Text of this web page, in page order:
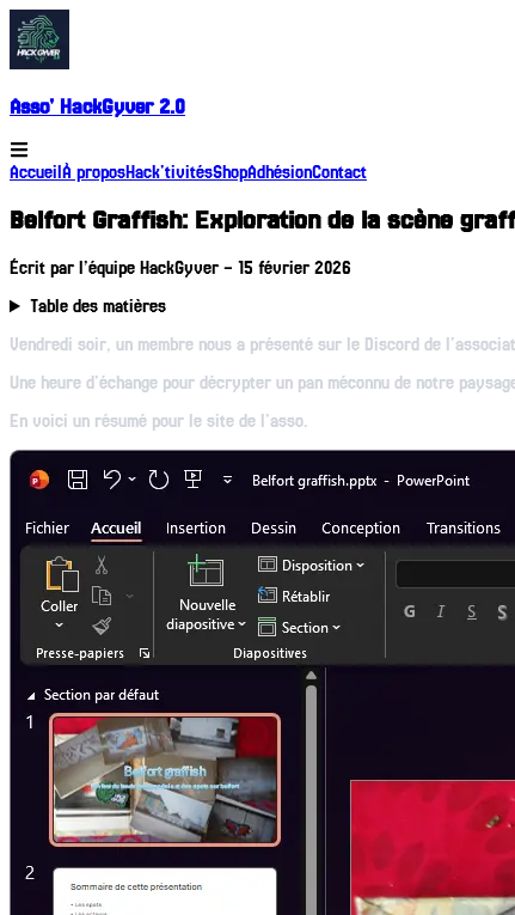
Asso' HackGyver 2.0
Accueil À proposHack'tivitésShopAdhésionContact
Belfort Graffish: Exploration de la scène
Écrit par l’équipe HackGyver– 15 février 2026
Table des matières
Vendredi soir, un membre nous a présenté sur le Discord de
Une heure d'échange pour décrypter un pan méconnu de notre
En voici un résumé pour le site de l'asso.